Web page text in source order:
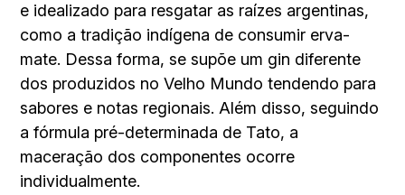
e idealizado para resgatar as raízes argentinas,
como a tradição indígena de consumir erva-
mate. Dessa forma, se supõe um gin diferente
dos produzidos no Velho Mundo tendendo para
sabores e notas regionais. Além disso, seguindo
a fórmula pré-determinada de Tato, a
maceração dos componentes ocorre
individualmente.